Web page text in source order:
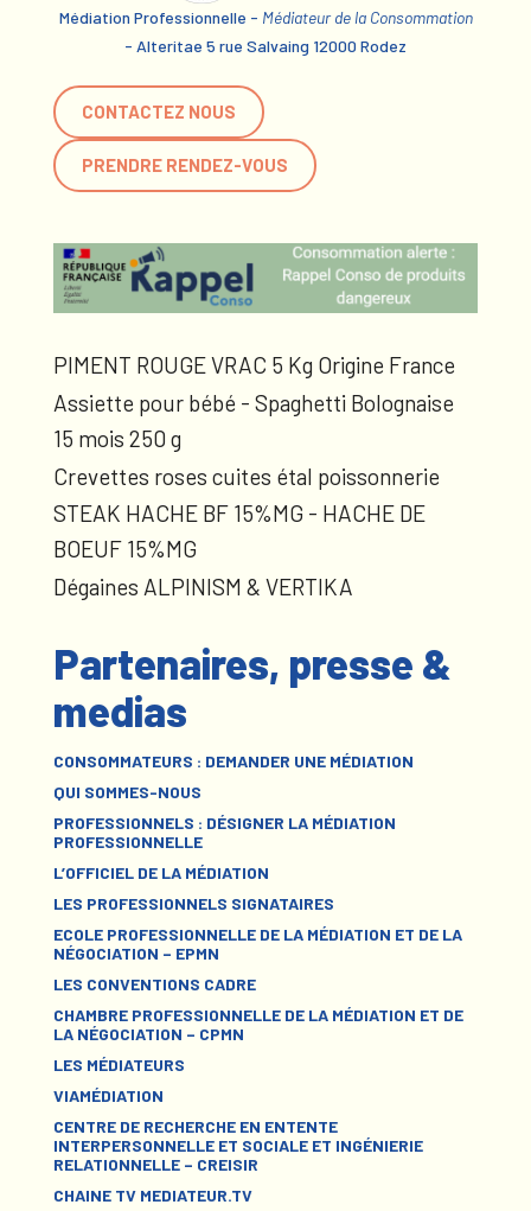
Médiation Professionnelle - Médiateur de la Consommation
- Alteritae 5 rue Salvaing 12000 Rodez
CONTACTEZ NOUS
PRENDRE RENDEZ-VOUS
PIMENT ROUGE VRAC 5 Kg Origine France
Assiette pour bébé - Spaghetti Bolognaise
15 mois 250 g
Crevettes roses cuites étal poissonnerie
STEAK HACHE BF 15%MG - HACHE DE
BOEUF 15%MG
Dégaines ALPINISM & VERTIKA
Partenaires, presse &
medias
CONSOMMATEURS : DEMANDER UNE MÉDIATION
QUI SOMMES-NOUS
PROFESSIONNELS : DÉSIGNER LA MÉDIATION
PROFESSIONNELLE
L’OFFICIEL DE LA MÉDIATION
LES PROFESSIONNELS SIGNATAIRES
ECOLE PROFESSIONNELLE DE LA MÉDIATION ET DE LA
NÉGOCIATION – EPMN
LES CONVENTIONS CADRE
CHAMBRE PROFESSIONNELLE DE LA MÉDIATION ET DE
LA NÉGOCIATION – CPMN
LES MÉDIATEURS
VIAMÉDIATION
CENTRE DE RECHERCHE EN ENTENTE
INTERPERSONNELLE ET SOCIALE ET INGÉNIERIE
RELATIONNELLE – CREISIR
CHAINE TV MEDIATEUR.TV